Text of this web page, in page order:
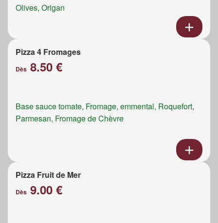
Olives, Origan
Pizza 4 Fromages
Dès 8.50 €
Base sauce tomate, Fromage, emmental, Roquefort,
Parmesan, Fromage de Chèvre
Pizza Fruit de Mer
Dès 9.00 €